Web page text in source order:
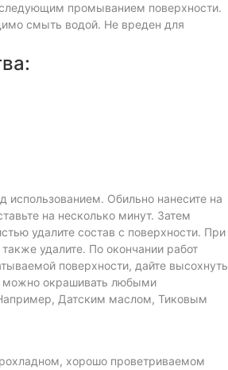
промыванием поверхности.
смыть водой. Не вреден для
Обильно нанесите на
на несколько минут. Затем
удалите состав с поверхности. При
удалите. По окончании работ
поверхности, дайте высохнуть
можно окрашивать любыми
Датским маслом, Тиковым
хорошо проветриваемом